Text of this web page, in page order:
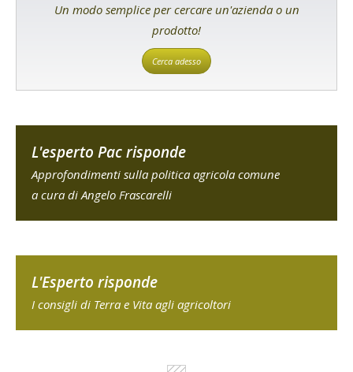
Un modo semplice per cercare un'azienda o un
prodotto!
Cerca adesso
L'esperto Pac risponde
Approfondimenti sulla politica agricola comune
a cura di Angelo Frascarelli
L'Esperto risponde
I consigli di Terra e Vita agli agricoltori